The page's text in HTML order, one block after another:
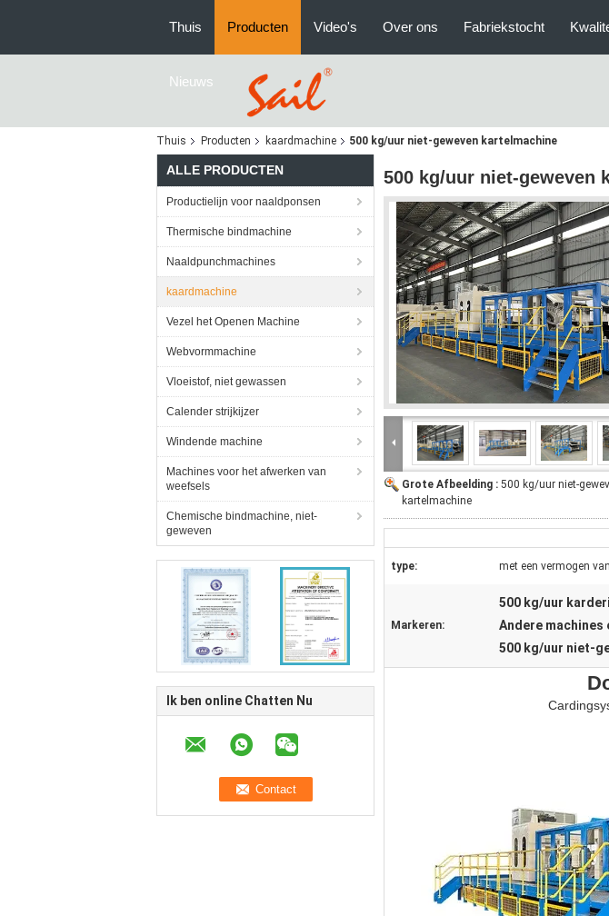
Thuis Producten Video's Over ons Fabriekstocht
Nieuws
Thuis Producten kaardmachine 500 kg/uur niet-geweven kartelmachine
ALLE PRODUCTEN
Productielijn voor naaldponsen
Thermische bindmachine
Naaldpunchmachines
kaardmachine
Vezel het Openen Machine
Webvormmachine
Vloeistof, niet gewassen
Calender strijkijzer
Windende machine
Machines voor het afwerken van
weefsels
Chemische bindmachine, niet-
geweven
Ik ben online Chatten Nu
500 kg/uur niet-geweven
Grote Afbeelding : 500 kg/uur niet-
kartelmachine
type: met een vermogen
Markeren:
500 kg/uur
Andere
500 kg/uur niet-